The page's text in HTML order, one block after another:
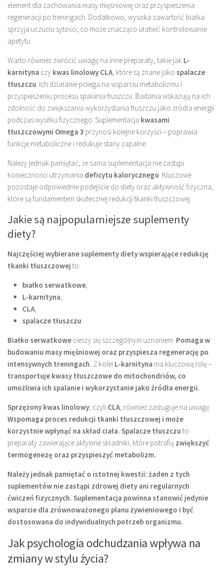
element dla zachowania masy mięśniowej oraz przyspieszenia
regeneracji po treningach. Dodatkowo, wysoka zawartość białka
sprzyja uczuciu sytości, co może znacząco ułatwić kontrolowanie
apetytu.
Warto również zwrócić uwagę na inne preparaty, takie jak L-
karnityna czy kwas linolowy CLA, które są znane jako spalacze
tłuszczu. Ich działanie polega na wsparciu metabolizmu i
przyspieszeniu procesu spalania tłuszczu. Badania wskazują na ich
zdolność do zwiększania wykorzystania tłuszczu jako źródła energii
podczas wysiłku fizycznego. Suplementacja kwasami
tłuszczowymi Omega 3 przynosi kolejne korzyści – poprawia
funkcje metaboliczne i redukuje stany zapalne.
Należy jednak pamiętać, że sama suplementacja nie zastąpi
konieczności utrzymania deficytu kalorycznego. Kluczowe
pozostaje odpowiednie podejście do diety oraz aktywność fizyczna,
które są fundamentem skutecznej redukcji tkanki tłuszczowej.
Jakie są najpopularniejsze suplementy
diety?
Najczęściej wybierane suplementy diety wspierające redukcję
tkanki tłuszczowej to:
białko serwatkowe,
L-karnityna,
CLA,
spalacze tłuszczu.
Białko serwatkowe cieszy się szczególnym uznaniem. Pomaga w
budowaniu masy mięśniowej oraz przyspiesza regenerację po
intensywnych treningach. Z kolei L-karnityna ma kluczową rolę –
transportuje kwasy tłuszczowe do mitochondriów, co
umożliwia ich spalanie i wykorzystanie jako źródła energii.
Sprzężony kwas linolowy, czyli CLA, również zasługuje na uwagę.
Wspomaga proces redukcji tkanki tłuszczowej i może
korzystnie wpłynąć na skład ciała. Spalacze tłuszczu to
preparaty zawierające aktywne składniki, które potrafią zwiększyć
termogenezę oraz przyspieszyć metabolizm.
Należy jednak pamiętać o istotnej kwestii: żaden z tych
suplementów nie zastąpi zdrowej diety ani regularnych
ćwiczeń fizycznych. Suplementacja powinna stanowić jedynie
wsparcie dla zrównoważonego planu żywieniowego i być
dostosowana do indywidualnych potrzeb organizmu.
Jak psychologia odchudzania wpływa na
zmiany w stylu życia?